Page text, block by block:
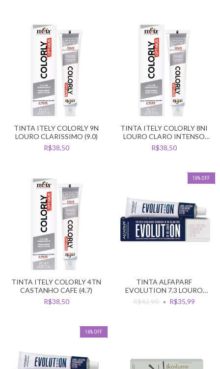
TINTA ITELY COLORLY 9N
LOURO CLARISSIMO (9.0)
R$38,50
TINTA ITELY COLORLY 8NI
LOURO CLARO INTENSO
(8.00)
R$38,50
TINTA ITELY COLORLY 4TN
CASTANHO CAFE (4.7)
R$38,50
16% OFF
TINTA ALFAPARF
EVOLUTION 7.3 LOURO
MEDIO DOURADO
R$42,90 R$35,99
16% OFF